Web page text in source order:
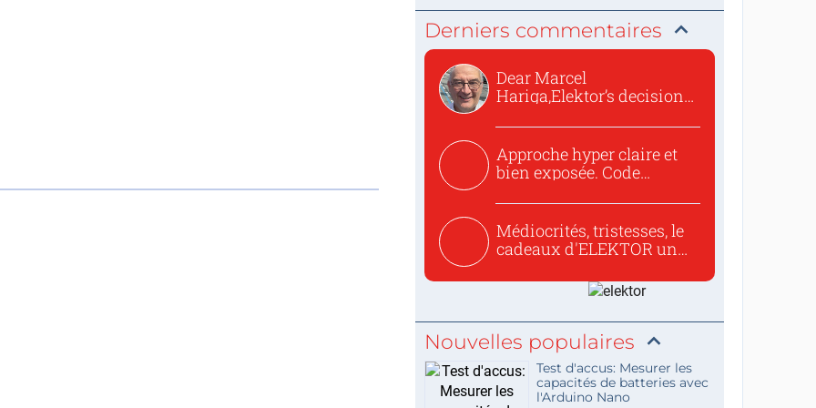
Derniers commentaires
Dear Marcel
Hariga,Elektor’s decision
Approche hyper claire et
bien exposée. Code
Médiocrités, tristesses, le
cadeaux d'ELEKTOR un
Nouvelles populaires
Test d'accus: Mesurer les
capacités de batteries avec
l'Arduino Nano